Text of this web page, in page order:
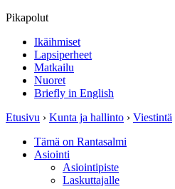
Pikapolut
Ikäihmiset
Lapsiperheet
Matkailu
Nuoret
Briefly in English
Etusivu › Kunta ja hallinto › Viestintä
Tämä on Rantasalmi
Asiointi
Asiointipiste
Laskuttajalle